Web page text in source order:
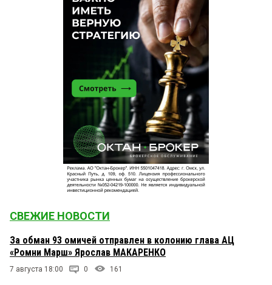
СВЕЖИЕ НОВОСТИ
За обман 93 омичей отправлен в колонию глава АЦ
«Ромни Марш» Ярослав МАКАРЕНКО
7 августа 18:00 0 161